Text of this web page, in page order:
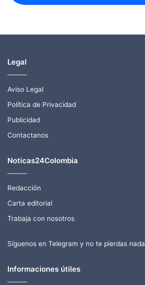
Legal
Aviso Legal
Política de Privacidad
Publicidad
Contactanos
Noticas24Colombia
Redacción
Carta editorial
Trabaja con nosotros
Síguenos en Telegram y no te pierdas nada
Informaciones útiles